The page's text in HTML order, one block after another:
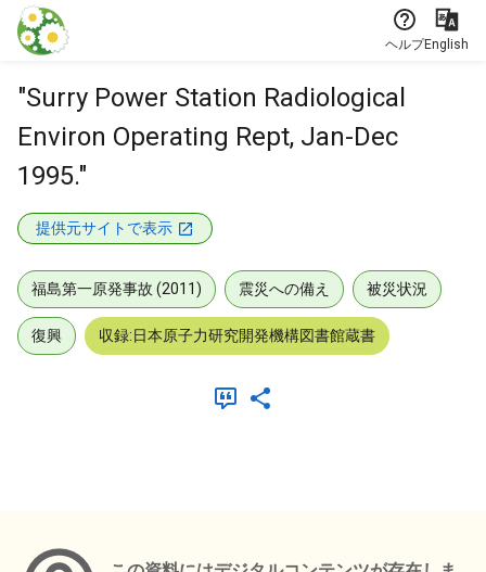
本文に飛ぶ
ヘルプEnglish
"Surry Power Station Radiological
Environ Operating Rept, Jan-Dec
1995."
提供元サイトで表示
福島第一原発事故 (2011) 震災への備え 被災状況
復興 収録:日本原子力研究開発機構図書館蔵書